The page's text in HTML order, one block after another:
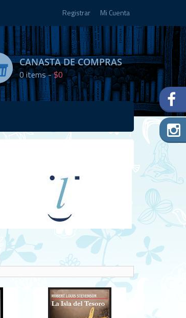
Registrar Mi Cuenta
CANASTA DE COMPRAS
0items -$0